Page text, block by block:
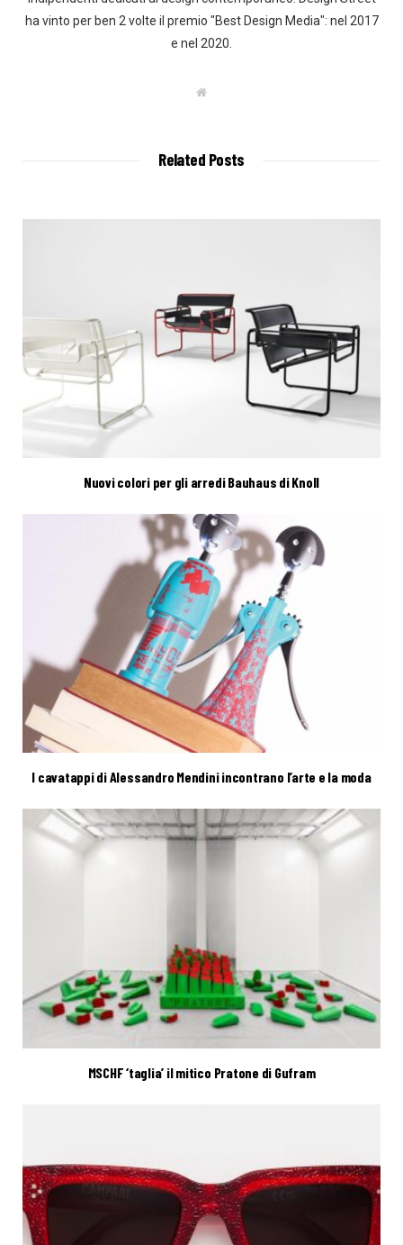
ha vinto per ben 2 volte il premio "Best Design Media": nel 2017
e nel 2020.
W
Related Posts
Nuovi colori per gli arredi Bauhaus di Knoll
I cavatappi di Alessandro Mendini incontrano l’arte e la moda
MSCHF ‘taglia’ il mitico Pratone di Gufram